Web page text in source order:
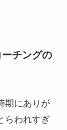
チングの
期にありが
らわれすぎ